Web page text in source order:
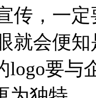
传，一
就会便
logo要与